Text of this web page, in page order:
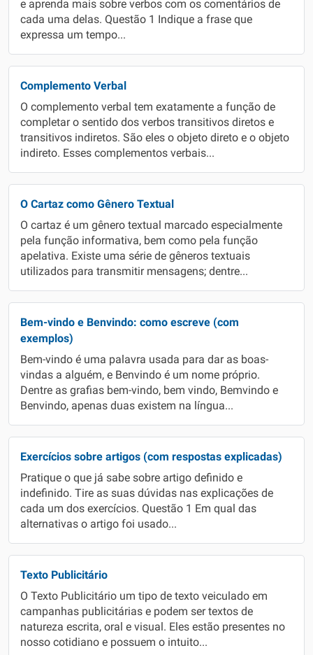
e aprenda mais sobre verbos com os comentários de
cada uma delas. Questão 1 Indique a frase que
expressa um tempo...
Complemento Verbal
O complemento verbal tem exatamente a função de
completar o sentido dos verbos transitivos diretos e
transitivos indiretos. São eles o objeto direto e o objeto
indireto. Esses complementos verbais...
O Cartaz como Gênero Textual
O cartaz é um gênero textual marcado especialmente
pela função informativa, bem como pela função
apelativa. Existe uma série de gêneros textuais
utilizados para transmitir mensagens; dentre...
Bem-vindo e Benvindo: como escreve (com
exemplos)
Bem-vindo é uma palavra usada para dar as boas-
vindas a alguém, e Benvindo é um nome próprio.
Dentre as grafias bem-vindo, bem vindo, Bemvindo e
Benvindo, apenas duas existem na língua...
Exercícios sobre artigos (com respostas explicadas)
Pratique o que já sabe sobre artigo definido e
indefinido. Tire as suas dúvidas nas explicações de
cada um dos exercícios. Questão 1 Em qual das
alternativas o artigo foi usado...
Texto Publicitário
O Texto Publicitário um tipo de texto veiculado em
campanhas publicitárias e podem ser textos de
natureza escrita, oral e visual. Eles estão presentes no
nosso cotidiano e possuem o intuito...